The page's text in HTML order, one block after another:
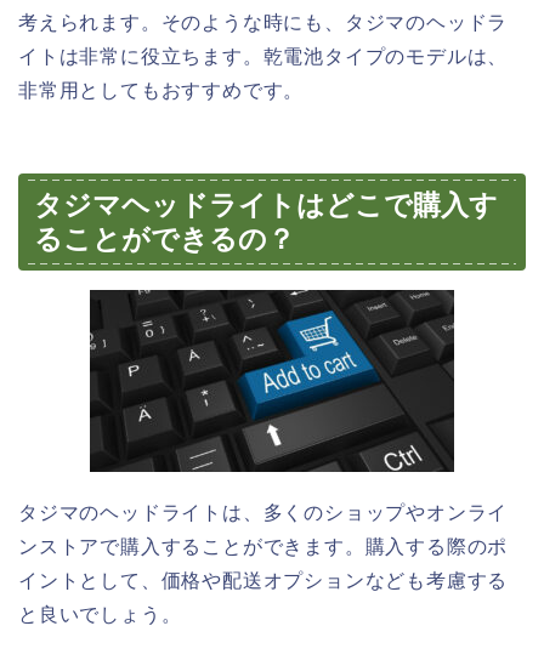
考えられます。そのような時にも、タジマのヘッドラ
イトは非常に役立ちます。乾電池タイプのモデルは、
非常用としてもおすすめです。
タジマヘッドライトはどこで購入す
ることができるの？
タジマのヘッドライトは、多くのショップやオンライ
ンストアで購入することができます。購入する際のポ
イントとして、価格や配送オプションなども考慮する
と良いでしょう。